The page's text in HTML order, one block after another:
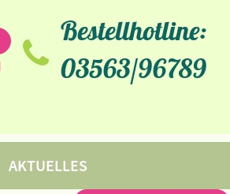
Bestellhotline:
03563/96789
AKTUELLES